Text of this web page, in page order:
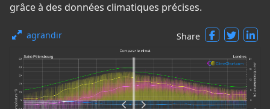
grâce à des données climatiques précises.
agrandir Share